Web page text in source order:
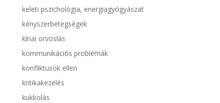
keleti pszichológia, energiagyógyászat
kényszerbetegségek
kínai orvoslás
kommunikációs problémák
konfliktusok ellen
kritikakezelés
kukkolás